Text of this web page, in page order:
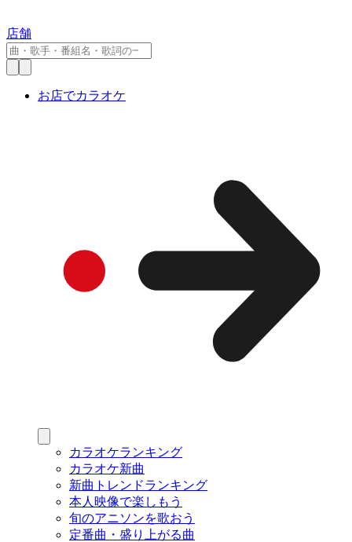
店舗
お店でカラオケ
カラオケランキング
カラオケ新曲
新曲トレンドランキング
本人映像で楽しもう
旬のアニソンを歌おう
定番曲・盛り上がる曲